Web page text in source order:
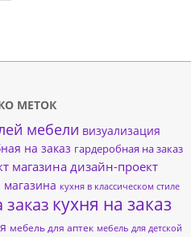
МЕТОК
мебели визуализация
на заказ гардеробная на заказ
магазина дизайн-проект
кухня в классическом стиле
заказ кухня на заказ
мебель для аптек мебель для детской